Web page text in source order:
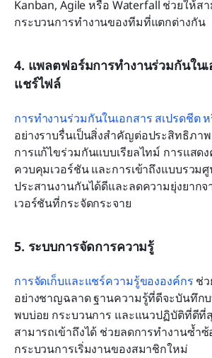
Kanban, Agile หรือ Waterfall ช่วยให้ส
กระบวนการทำงานของทีมที่แตกต่างกัน
4. แพลตฟอร์มการทำงานร่วมกันใน
แชร์ไฟล์
การทำงานร่วมกันในเอกสาร สเปรดชีต
อย่างราบรื่นเป็นสิ่งสำคัญต่อประสิทธิภา
การแก้ไขร่วมกันแบบเรียลไทม์ การแสด
ควบคุมเวอร์ชัน และการเข้าถึงแบบรวม
ประสานงานกันได้ดีและลดความยุ่งยากจ
เวอร์ชันที่กระจัดกระจาย
5. ระบบการจัดการความรู้
การจัดเก็บและแชร์ความรู้ขององค์กร ช่
อย่างชาญฉลาด ฐานความรู้ที่ดีจะบันทึก
พบบ่อย กระบวนการ และแนวปฏิบัติที่ดีที่
สามารถเข้าถึงได้ ช่วยลดการทำงานซ้ำซ้
กระบวนการเริ่มงานของสมาชิกใหม่